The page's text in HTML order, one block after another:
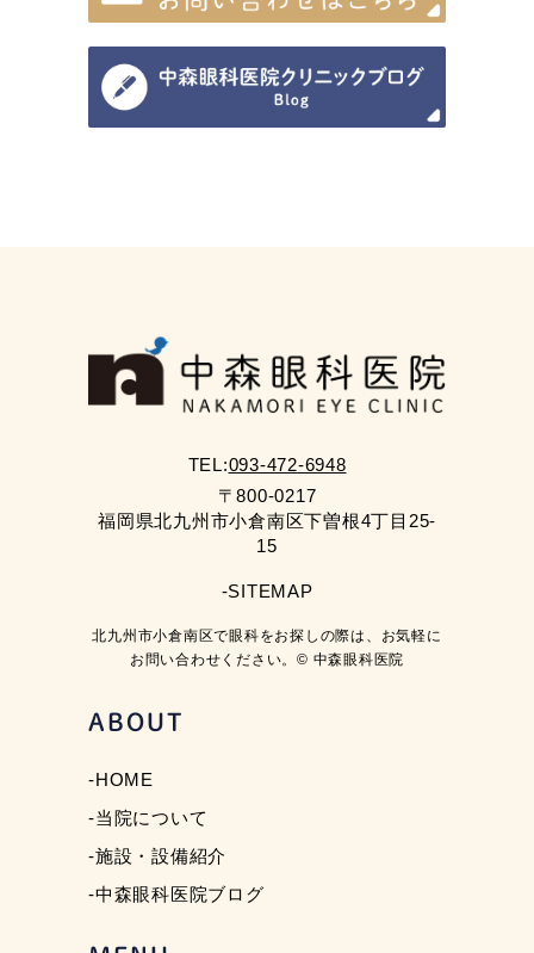
TEL:093-472-6948
〒800-0217
福岡県北九州市小倉南区下曽根4丁目25-
15
-SITEMAP
北九州市小倉南区で眼科をお探しの際は、お気軽に
お問い合わせください。© 中森眼科医院
ABOUT
-HOME
-当院について
-施設・設備紹介
-中森眼科医院ブログ